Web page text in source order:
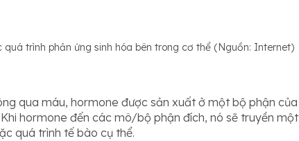
trình phản ứng sinh hóa bên trong cơ thể (Nguồn: Internet)
qua máu, hormone được sản xuất ở một bộ phận của
hormone đến các mô/bộ phận đích, nó sẽ truyền một
quá trình tế bào cụ thể.